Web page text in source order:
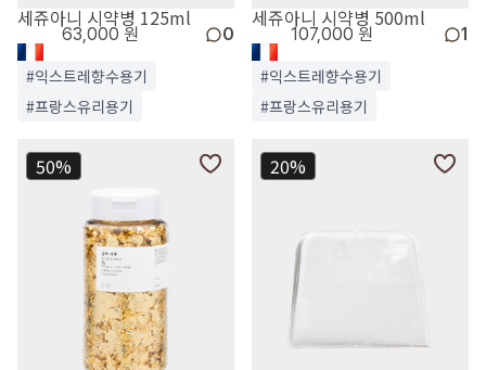
세쥬아니 시약병 125ml
63,000 원 0
#익스트레향수용기
#프랑스유리용기
세쥬아니 시약병 500ml
107,000 원 1
#익스트레향수용기
#프랑스유리용기
50% 20%